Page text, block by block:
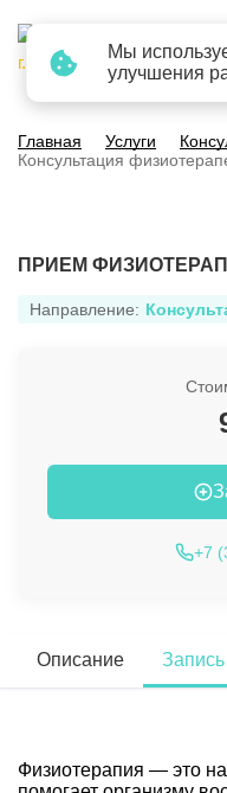
г. Барнаул
Главная Услуги
Консультация
ПРИЕМ
Направление:
+7
Описание Запись
Физиотерапия — это
Мы
улучшения